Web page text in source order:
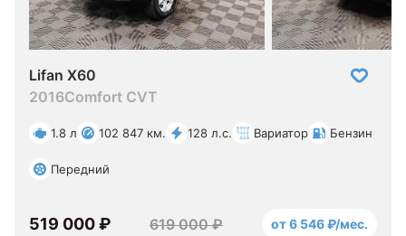
Lifan X60
2016Comfort CVT
1.8 л 102 847 км. 128 л.с. Вариатор Бензин
Передний
519 000 ₽ 619 000 ₽ от 6 546 ₽/мес.